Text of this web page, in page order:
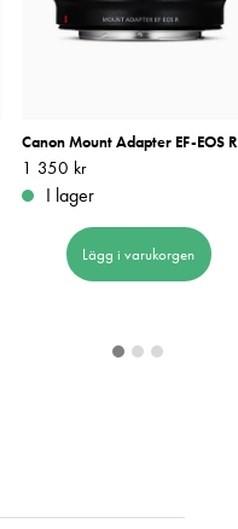
Canon Mount Adapter EF-EOS R
Pris:1 350 kr
1 350 kr
I lager
Lägg i varukorgen